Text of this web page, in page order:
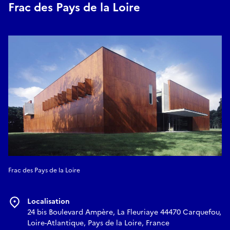
Frac des Pays de la Loire
Frac des Pays de la Loire
Localisation
24 bis Boulevard Ampère, La Fleuriaye 44470 Carquefou,
Loire-Atlantique, Pays de la Loire, France